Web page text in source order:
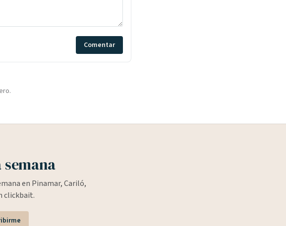
Comentar
en Pinamar, Cariló,
clickbait.